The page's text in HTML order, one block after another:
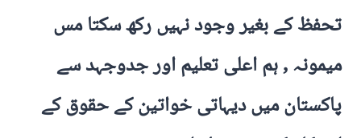
تحفظ کے بغیر وجود نہیں رکھ سکتا مس
میمونہ , ہم اعلی تعلیم اور جدوجہد سے
پاکستان میں دیہاتی خواتین کے حقوق کے